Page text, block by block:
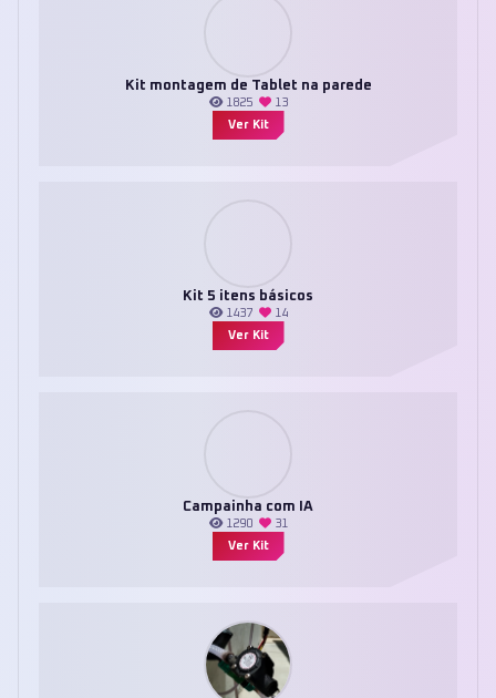
Kit montagem de Tablet na parede
1825
13
Ver Kit
Kit 5 itens básicos
1437
14
Ver Kit
Campainha com IA
1290
31
Ver Kit